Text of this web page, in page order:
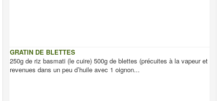
GRATIN DE BLETTES
250g de riz basmati (le cuire) 500g de blettes (précuites à la vapeur et
revenues dans un peu d’huile avec 1 oignon...